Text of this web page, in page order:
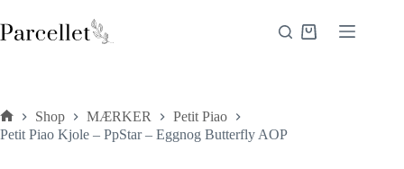
til
indhold
Indkøbskurv
Forside
Shop MÆRKER
Petit Piao
Petit Piao Kjole – PpStar – Eggnog Butterfly AOP